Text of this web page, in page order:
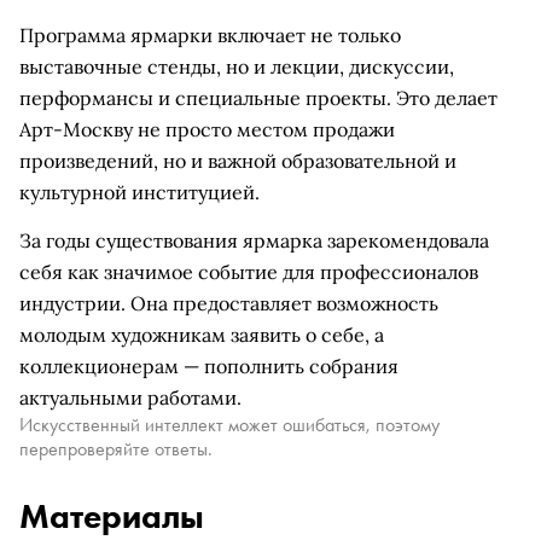
Программа ярмарки включает не только
выставочные стенды, но и лекции, дискуссии,
перформансы и специальные проекты. Это делает
Арт-Москву не просто местом продажи
произведений, но и важной образовательной и
культурной институцией.
За годы существования ярмарка зарекомендовала
себя как значимое событие для профессионалов
индустрии. Она предоставляет возможность
молодым художникам заявить о себе, а
коллекционерам — пополнить собрания
актуальными работами.
Искусственный интеллект может ошибаться, поэтому
перепроверяйте ответы.
Материалы